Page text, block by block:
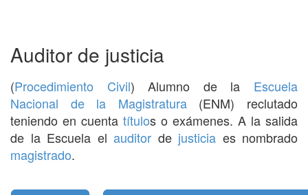
Auditor de justicia
(Procedimiento Civil) Alumno de la Escuela
Nacional de la Magistratura(ENM) reclutado
teniendo en cuenta títulos o exámenes. A la salida
de la Escuela el auditor de justicia es nombrado
magistrado.